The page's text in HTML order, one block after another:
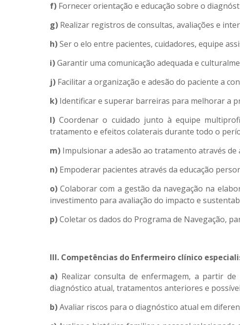
f) Fornecer orientação e educação sobre o
g) Realizar registros de consultas, avaliações e
h)Ser o elo entre pacientes, cuidadores, equipe
i)Garantir uma comunicação adequada e
j) Facilitar a organização e adesão do paciente a
k) Identificar e superar barreiras para melhorar a
l)Coordenar o cuidado junto à equipe
tratamento e efeitos colaterais durante todo o
m) Impulsionar a adesão ao tratamento através de
n) Empoderar pacientes através da educação
o)Colaborar com a gestão da navegação na
investimento para avaliação do impacto e
p)Coletar os dados do Programa de Navegação,
III. Competências do Enfermeiro clínico
a) Realizar consulta de enfermagem, a partir de
diagnóstico atual, tratamentos anteriores e
b)Avaliar riscos para o diagnóstico atual em